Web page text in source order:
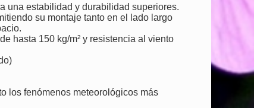
una estabilidad y durabilidad superiores.
su montaje tanto en el lado largo
hasta 150 kg/m² y resistencia al viento
los fenómenos meteorológicos más